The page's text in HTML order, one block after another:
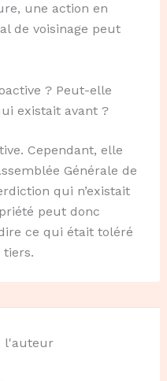
une action en
de voisinage peut
? Peut-elle
existait avant ?
Cependant, elle
Générale de
qui n’existait
peut donc
ce qui était toléré
tiers.
l'auteur